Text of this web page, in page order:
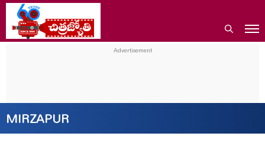
MIRZAPUR